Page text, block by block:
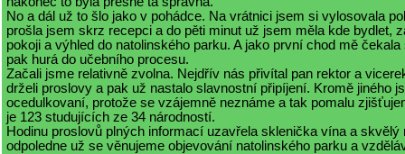
No a dál už to šlo jako v pohádce. Na vrátnici jsem si vylosovala
prošla jsem skrz recepci a do pěti minut už jsem měla kde bydlet,
pokoji a výhled do natolinského parku. A jako první chod mě čekala
pak hurá do učebního procesu.
Začali jsme relativně zvolna. Nejdřív nás přivítal pan rektor a
drželi proslovy a pak už nastalo slavnostní připíjení. Kromě jiného
ocedulkovaní, protože se vzájemně neznáme a tak pomalu
je 123 studujících ze 34 národností.
Hodinu proslovů plných informací uzavřela sklenička vína a skvělý
odpoledne už se věnujeme objevování natolinského parku a